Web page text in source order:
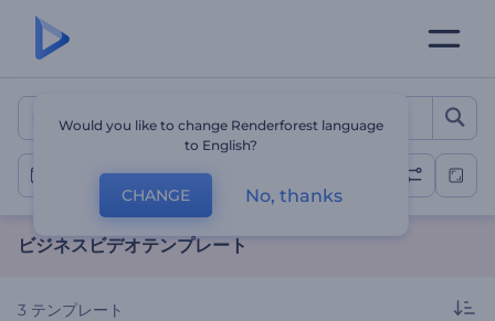
ビジネスビデオテンプレート
ビジネスビデオ
ビジネスビデオテンプレート
3 テンプレート
Would you like to change Renderforest language
to English?
CHANGE No, thanks